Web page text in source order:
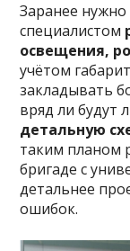
Заранее
специалистом
освещения,
учётом
закладывать
вряд ли будут
детальную
таким планом
бригаде с
детальнее
ошибок.